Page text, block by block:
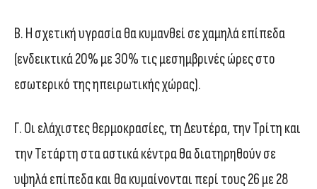
Β. Η σχετική υγρασία θα κυμανθεί σε χαμηλά επίπεδα
(ενδεικτικά 20% με 30% τις μεσημβρινές ώρες στο
εσωτερικό της ηπειρωτικής χώρας).
Γ. Οι ελάχιστες θερμοκρασίες, τη Δευτέρα, την Τρίτη και
την Τετάρτη στα αστικά κέντρα θα διατηρηθούν σε
υψηλά επίπεδα και θα κυμαίνονται περί τους 26 με 28